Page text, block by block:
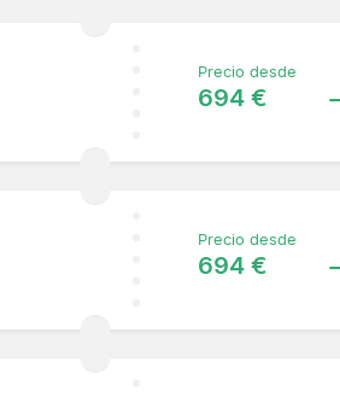
Precio desde
694 €
Precio desde
694 €